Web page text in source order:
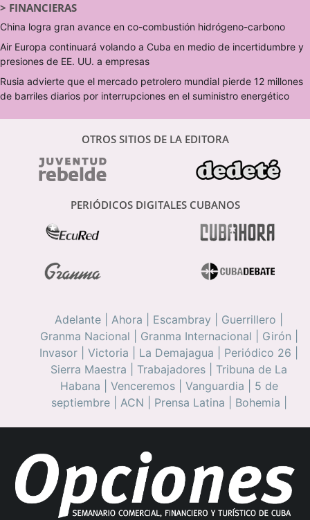
> FINANCIERAS
China logra gran avance en co-combustión hidrógeno-carbono
Air Europa continuará volando a Cuba en medio de incertidumbre y
presiones de EE. UU. a empresas
Rusia advierte que el mercado petrolero mundial pierde 12 millones
de barriles diarios por interrupciones en el suministro energético
OTROS SITIOS DE LA EDITORA
PERIÓDICOS DIGITALES CUBANOS
Adelante Ahora Escambray Guerrillero
Granma Nacional
Granma Internacional Girón
Invasor
Victoria La Demajagua Periódico 26
Sierra Maestra
Trabajadores
Tribuna de La
Habana
Venceremos| Vanguardia
5 de
septiembre| ACN Prensa Latina Bohemia